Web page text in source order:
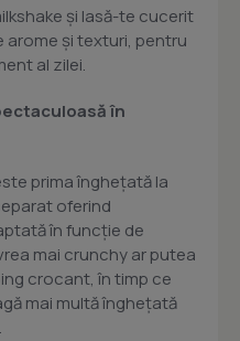
și lasă-te cucerit
arome și texturi, pentru
al zilei.
în
prima înghețată la
oferind
în funcție de
mai crunchy ar putea
crocant, în timp ce
mai multă înghețată